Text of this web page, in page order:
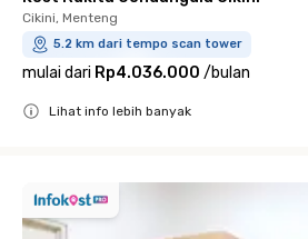
Cikini, Menteng
5.2 km dari tempo scan tower
mulai dari Rp4.036.000 /bulan
Lihat info lebih banyak